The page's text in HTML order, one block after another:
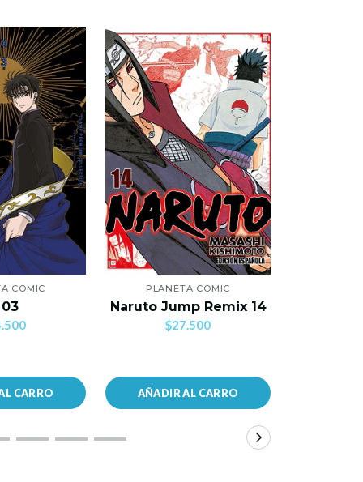
COMIC
CARRO
PLANETA COMIC
Naruto Jump Remix 14
$27.500
AÑADIR AL CARRO